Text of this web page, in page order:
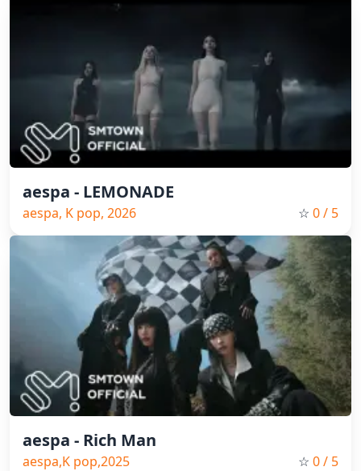
aespa - LEMONADE
aespa, K pop, 2026 ☆ 0/ 5
aespa - Rich Man
aespa,K pop,2025 ☆ 0/ 5